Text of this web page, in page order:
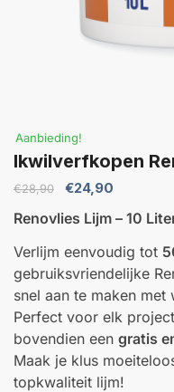
Aanbieding!
Ikwilverfkopen
€28,90
Oorspronkelijke
was:
€28,90.
€24,90
€24,90.
Renovlies Lijm – 10
Verlijm eenvoudig tot
gebruiksvriendelijke
snel aan te maken
Perfect voor elk
bovendien een gratis
Maak je klus
topkwaliteit lijm!